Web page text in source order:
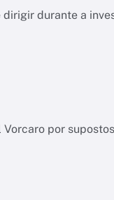
dirigir durante a
por